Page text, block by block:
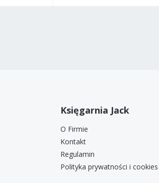
Księgarnia Jack
O Firmie
Kontakt
Regulamin
Polityka prywatności i cookies